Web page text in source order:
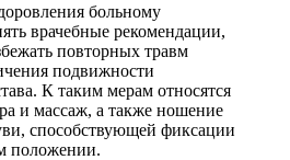
больному
врачебные рекомендации,
повторных травм
подвижности
К таким мерам относятся
и массаж, а также ношение
способствующей фиксации
положении.